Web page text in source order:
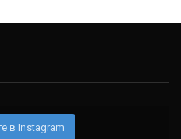
в Instagram